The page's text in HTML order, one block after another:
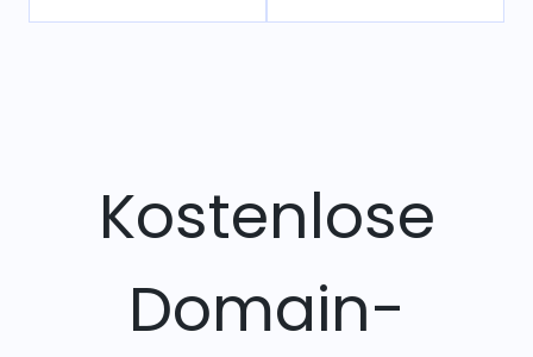
Kostenlose
Domain-